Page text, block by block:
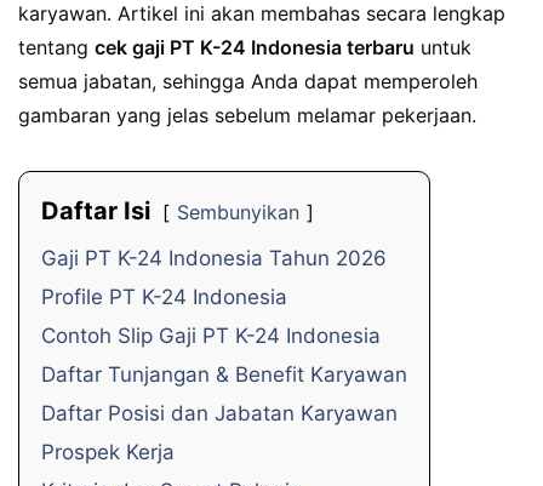
karyawan. Artikel ini akan membahas secara lengkap
tentang cek gaji PT K-24 Indonesia terbaru untuk
semua jabatan, sehingga Anda dapat memperoleh
gambaran yang jelas sebelum melamar pekerjaan.
Daftar Isi
Sembunyikan
Gaji PT K-24 Indonesia Tahun 2026
Profile PT K-24 Indonesia
Contoh Slip Gaji PT K-24 Indonesia
Daftar Tunjangan & Benefit Karyawan
Daftar Posisi dan Jabatan Karyawan
Prospek Kerja